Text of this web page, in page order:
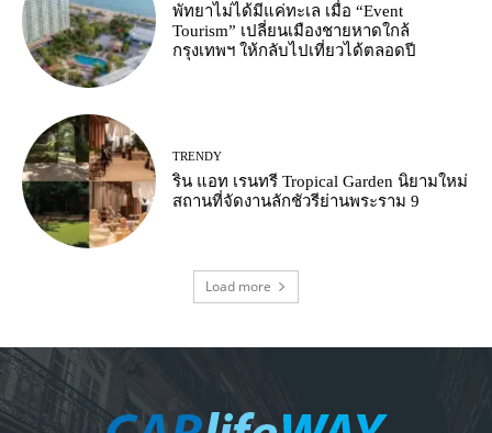
พัทยาไม่ได้มีแค่ทะเล เมื่อ “Event
Tourism” เปลี่ยนเมืองชายหาดใกล้
กรุงเทพฯ ให้กลับไปเที่ยวได้ตลอดปี
TRENDY
ริน แอท เรนทรี Tropical Garden นิยามใหม่
สถานที่จัดงานลักชัวรีย่านพระราม 9
Load more